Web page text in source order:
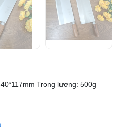
Trọng lượng: 500g